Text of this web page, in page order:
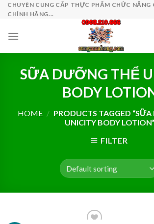
SkipCHUYÊN CUNG CẤP THỰC PHẨM CHỨC NĂNG
CHÍNH HÃNG...
SỮA DƯỠNG THỂ
BODY
HOME / PRODUCTS TAGGED
UNICITY BODY
FILTER